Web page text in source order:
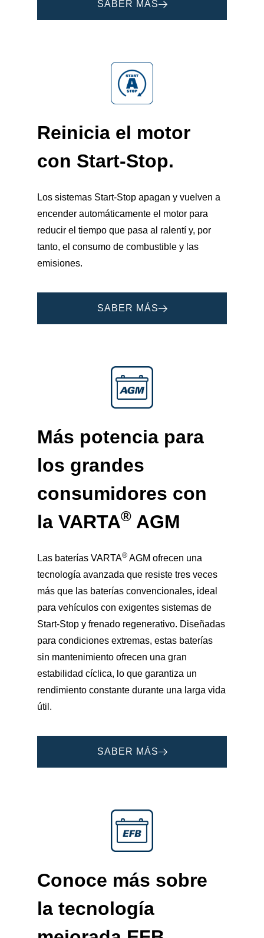
SABER MÁS
Reinicia el motor
con Start-Stop.
Los sistemas Start-Stop apagan y vuelven a
encender automáticamente el motor para
reducir el tiempo que pasa al ralentí y, por
tanto, el consumo de combustible y las
emisiones.
SABER MÁS
Más potencia para
los grandes
consumidores con
la VARTA® AGM
Las baterías VARTA® AGM ofrecen una
tecnología avanzada que resiste tres veces
más que las baterías convencionales, ideal
para vehículos con exigentes sistemas de
Start-Stop y frenado regenerativo. Diseñadas
para condiciones extremas, estas baterías
sin mantenimiento ofrecen una gran
estabilidad cíclica, lo que garantiza un
rendimiento constante durante una larga vida
útil.
SABER MÁS
Conoce más sobre
la tecnología